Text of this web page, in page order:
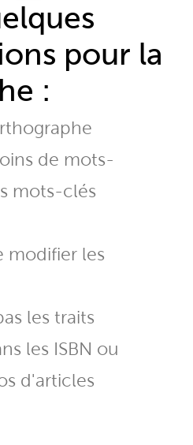
pour la
:
de mots-
mots-clés
modifier les
les traits
les ISBN ou
d'articles